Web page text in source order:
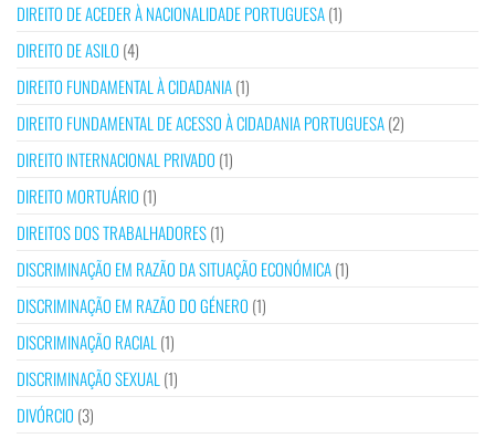
DIREITO DE ACEDER À NACIONALIDADE PORTUGUESA(1)
DIREITO DE ASILO (4)
DIREITO FUNDAMENTAL À CIDADANIA(1)
DIREITO FUNDAMENTAL DE ACESSO À CIDADANIA PORTUGUESA(2)
DIREITO INTERNACIONAL PRIVADO (1)
DIREITO MORTUÁRIO (1)
DIREITOS DOS TRABALHADORES(1)
DISCRIMINAÇÃO EM RAZÃO DA SITUAÇÃO ECONÓMICA(1)
DISCRIMINAÇÃO EM RAZÃO DO GÉNERO (1)
DISCRIMINAÇÃO RACIAL(1)
DISCRIMINAÇÃO SEXUAL(1)
DIVÓRCIO (3)